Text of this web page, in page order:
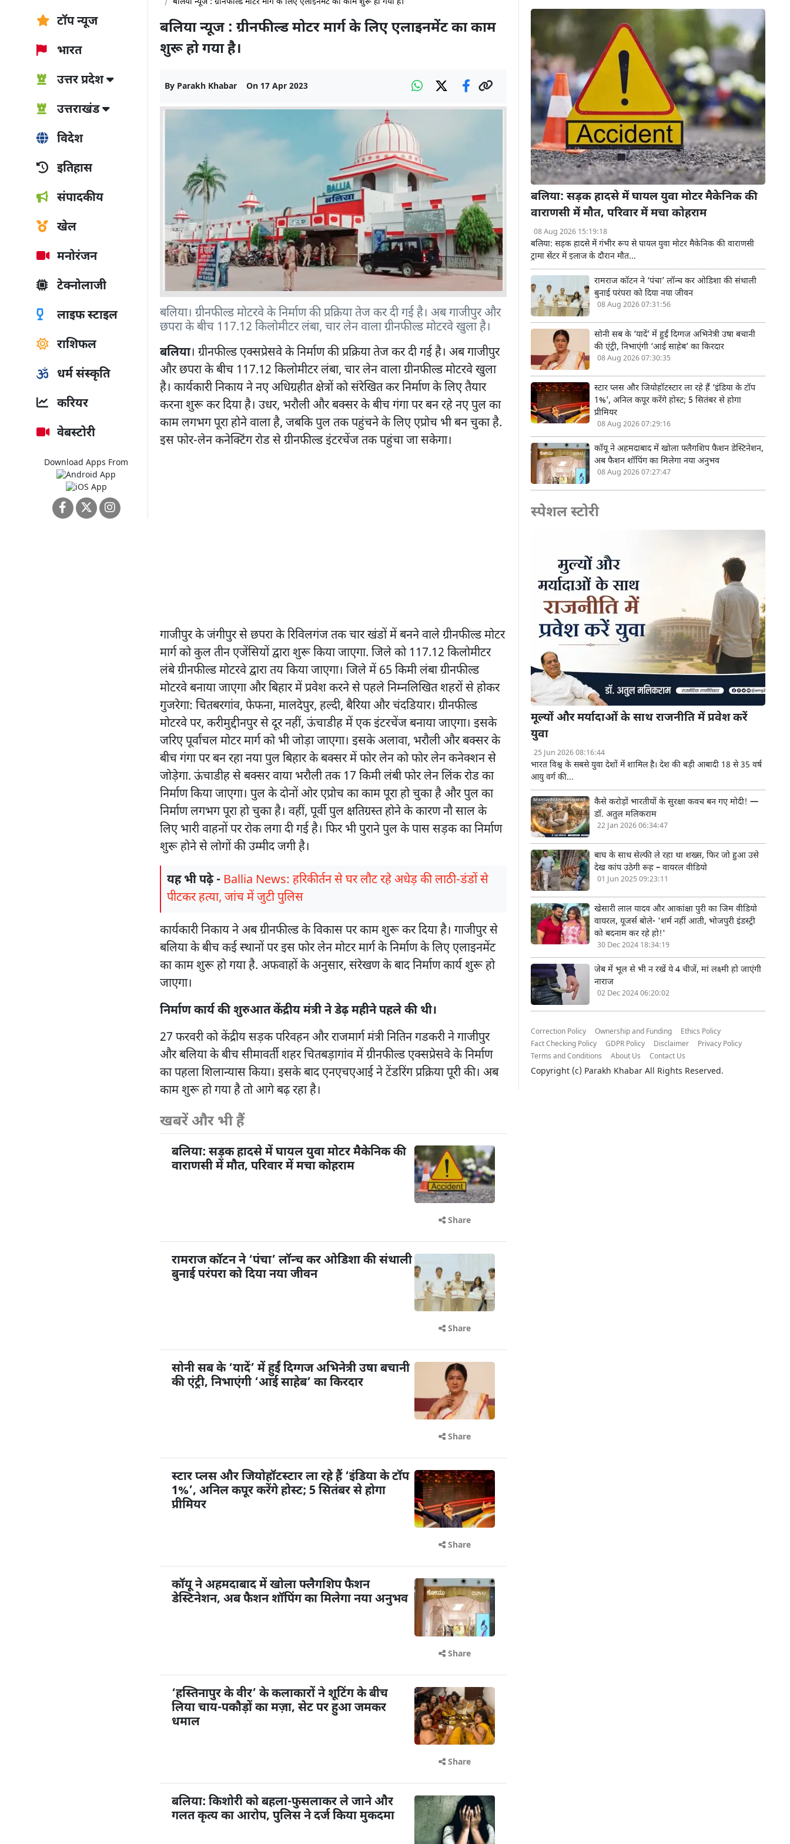
टॉप न्यूज
भारत
उत्तर प्रदेश
उत्तराखंड
विदेश
इतिहास
संपादकीय
खेल
मनोरंजन
टेक्नोलाजी
लाइफ स्टाइल
राशिफल
धर्म संस्कृति
करियर
वेबस्टोरी
Download Apps From
बलिया न्यूज : ग्रीनफील्ड मोटर मार्ग के लिए एलाइनमेंट का काम
शुरू हो गया है।
By Parakh Khabar On 17 Apr 2023
बलिया। ग्रीनफील्ड मोटरवे के निर्माण की प्रक्रिया तेज कर दी गई है। अब गाजीपुर और
छपरा के बीच 117.12 किलोमीटर लंबा, चार लेन वाला ग्रीनफील्ड मोटरवे खुला है।
बलिया। ग्रीनफील्ड एक्सप्रेसवे के निर्माण की प्रक्रिया तेज कर दी गई है। अब गाजीपुर
और छपरा के बीच 117.12 किलोमीटर लंबा, चार लेन वाला ग्रीनफील्ड मोटरवे खुला
है। कार्यकारी निकाय ने नए अधिग्रहीत क्षेत्रों को संरेखित कर निर्माण के लिए तैयार
करना शुरू कर दिया है। उधर, भरौली और बक्सर के बीच गंगा पर बन रहे नए पुल का
काम लगभग पूरा होने वाला है, जबकि पुल तक पहुंचने के लिए एप्रोच भी बन चुका है.
इस फोर-लेन कनेक्टिंग रोड से ग्रीनफील्ड इंटरचेंज तक पहुंचा जा सकेगा।
गाजीपुर के जंगीपुर से छपरा के रिविलगंज तक चार खंडों में बनने वाले ग्रीनफील्ड मोटर
मार्ग को कुल तीन एजेंसियों द्वारा शुरू किया जाएगा. जिले को 117.12 किलोमीटर
लंबे ग्रीनफील्ड मोटरवे द्वारा तय किया जाएगा। जिले में 65 किमी लंबा ग्रीनफील्ड
मोटरवे बनाया जाएगा और बिहार में प्रवेश करने से पहले निम्नलिखित शहरों से होकर
गुजरेगा: चितबरगांव, फेफना, मालदेपुर, हल्दी, बैरिया और चंदडियार। ग्रीनफील्ड
मोटरवे पर, करीमुद्दीनपुर से दूर नहीं, ऊंचाडीह में एक इंटरचेंज बनाया जाएगा। इसके
जरिए पूर्वांचल मोटर मार्ग को भी जोड़ा जाएगा। इसके अलावा, भरौली और बक्सर के
बीच गंगा पर बन रहा नया पुल बिहार के बक्सर में फोर लेन को फोर लेन कनेक्शन से
जोड़ेगा. ऊंचाडीह से बक्सर वाया भरौली तक 17 किमी लंबी फोर लेन लिंक रोड का
निर्माण किया जाएगा। पुल के दोनों ओर एप्रोच का काम पूरा हो चुका है और पुल का
निर्माण लगभग पूरा हो चुका है। वहीं, पूर्वी पुल क्षतिग्रस्त होने के कारण नौ साल के
लिए भारी वाहनों पर रोक लगा दी गई है। फिर भी पुराने पुल के पास सड़क का निर्माण
शुरू होने से लोगों की उम्मीद जगी है।
यह भी पढ़े - Ballia News: हरिकीर्तन से घर लौट रहे अधेड़ की लाठी-डंडों से
पीटकर हत्या, जांच में जुटी पुलिस
कार्यकारी निकाय ने अब ग्रीनफील्ड के विकास पर काम शुरू कर दिया है। गाजीपुर से
बलिया के बीच कई स्थानों पर इस फोर लेन मोटर मार्ग के निर्माण के लिए एलाइनमेंट
का काम शुरू हो गया है. अफवाहों के अनुसार, संरेखण के बाद निर्माण कार्य शुरू हो
जाएगा।
निर्माण कार्य की शुरुआत केंद्रीय मंत्री ने डेढ़ महीने पहले की थी।
27 फरवरी को केंद्रीय सड़क परिवहन और राजमार्ग मंत्री नितिन गडकरी ने गाजीपुर
और बलिया के बीच सीमावर्ती शहर चितबड़ागांव में ग्रीनफील्ड एक्सप्रेसवे के निर्माण
का पहला शिलान्यास किया। इसके बाद एनएचएआई ने टेंडरिंग प्रक्रिया पूरी की। अब
काम शुरू हो गया है तो आगे बढ़ रहा है।
खबरें और भी हैं
बलिया: सड़क हादसे में घायल युवा मोटर मैकेनिक की
वाराणसी में मौत, परिवार में मचा कोहराम
Share
रामराज कॉटन ने ‘पंचा’ लॉन्च कर ओडिशा की संथाली
बुनाई परंपरा को दिया नया जीवन
Share
सोनी सब के ‘यादें’ में हुईं दिग्गज अभिनेत्री उषा बचानी
की एंट्री, निभाएंगी ‘आई साहेब’ का किरदार
Share
स्टार प्लस और जियोहॉटस्टार ला रहे हैं ‘इंडिया के टॉप
1%’, अनिल कपूर करेंगे होस्ट; 5 सितंबर से होगा
प्रीमियर
Share
कॉयू ने अहमदाबाद में खोला फ्लैगशिप फैशन
डेस्टिनेशन, अब फैशन शॉपिंग का मिलेगा नया अनुभव
Share
‘हस्तिनापुर के वीर’ के कलाकारों ने शूटिंग के बीच
लिया चाय-पकौड़ों का मज़ा, सेट पर हुआ जमकर
धमाल
Share
बलिया: किशोरी को बहला-फुसलाकर ले जाने और
गलत कृत्य का आरोप, पुलिस ने दर्ज किया मुकदमा
बलिया: सड़क हादसे में घायल युवा मोटर मैकेनिक की
वाराणसी में मौत, परिवार में मचा कोहराम
08 Aug 2026 15:19:18
बलिया: सड़क हादसे में गंभीर रूप से घायल युवा मोटर मैकेनिक की वाराणसी
ट्रामा सेंटर में इलाज के दौरान मौत...
रामराज कॉटन ने ‘पंचा’ लॉन्च कर ओडिशा की संथाली
बुनाई परंपरा को दिया नया जीवन
08 Aug 2026 07:31:56
सोनी सब के ‘यादें’ में हुईं दिग्गज अभिनेत्री उषा बचानी
की एंट्री, निभाएंगी ‘आई साहेब’ का किरदार
08 Aug 2026 07:30:35
स्टार प्लस और जियोहॉटस्टार ला रहे हैं ‘इंडिया के टॉप
1%’, अनिल कपूर करेंगे होस्ट; 5 सितंबर से होगा
प्रीमियर
08 Aug 2026 07:29:16
कॉयू ने अहमदाबाद में खोला फ्लैगशिप फैशन डेस्टिनेशन,
अब फैशन शॉपिंग का मिलेगा नया अनुभव
08 Aug 2026 07:27:47
स्पेशल स्टोरी
मूल्यों और मर्यादाओं के साथ राजनीति में प्रवेश करें
युवा
25 Jun 2026 08:16:44
भारत विश्व के सबसे युवा देशों में शामिल है। देश की बड़ी आबादी 18 से 35 वर्ष
आयु वर्ग की...
कैसे करोड़ों भारतीयों के सुरक्षा कवच बन गए मोदी! —
डॉ. अतुल मलिकराम
22 Jan 2026 06:34:47
बाघ के साथ सेल्फी ले रहा था शख्स, फिर जो हुआ उसे
देख कांप उठेगी रूह – वायरल वीडियो
01 Jun 2025 09:23:11
खेसारी लाल यादव और आकांक्षा पुरी का जिम वीडियो
वायरल, यूजर्स बोले- 'शर्म नहीं आती, भोजपुरी इंडस्ट्री
को बदनाम कर रहे हो!'
30 Dec 2024 18:34:19
जेब में भूल से भी न रखें ये 4 चीजें, मां लक्ष्मी हो जाएंगी
नाराज
02 Dec 2024 06:20:02
Correction Policy Ownership and Funding
Ethics Policy
Fact Checking Policy
GDPR Policy Disclaimer
Privacy Policy
Terms and Conditions
About Us Contact Us
Copyright (c) Parakh Khabar All Rights Reserved.